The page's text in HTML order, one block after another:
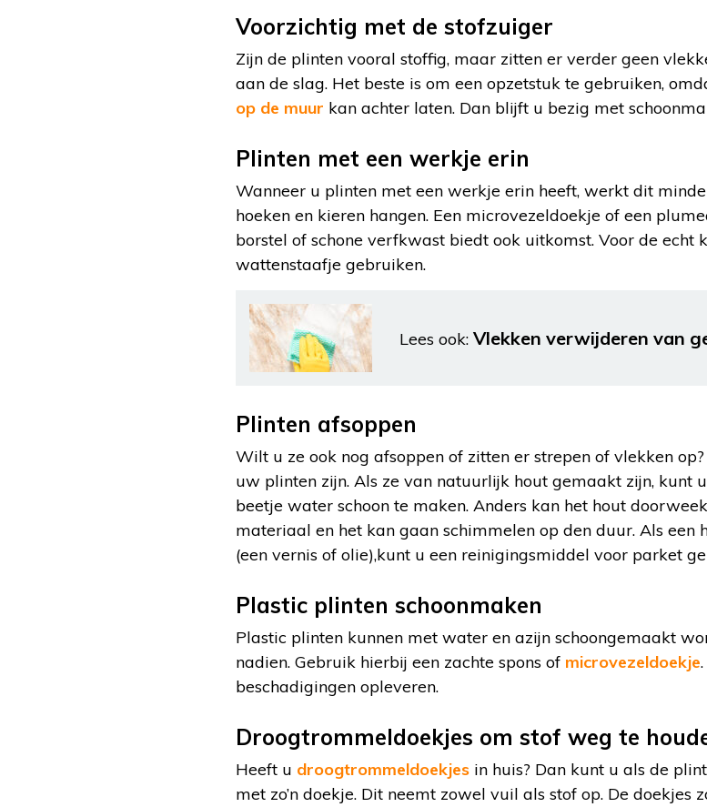
Voorzichtig met de stofzuiger
Zijn de plinten vooral stoffig, maar zitten er verder geen
aan de slag. Het beste is om een opzetstuk te gebruiken,
op de muur kan achter laten. Dan blijft u bezig met
Plinten met een werkje erin
Wanneer u plinten met een werkje erin heeft, werkt dit
hoeken en kieren hangen. Een microvezeldoekje of een
borstel of schone verfkwast biedt ook uitkomst. Voor de echt
wattenstaafje gebruiken.
Lees ook: Vlekken verwijderen van
Plinten afsoppen
Wilt u ze ook nog afsoppen of zitten er strepen of vlekken
uw plinten zijn. Als ze van natuurlijk hout gemaakt zijn, kunt
beetje water schoon te maken. Anders kan het hout
materiaal en het kan gaan schimmelen op den duur. Als een
(een vernis of olie),kunt u een reinigingsmiddel voor parket
Plastic plinten schoonmaken
Plastic plinten kunnen met water en azijn schoongemaakt
nadien. Gebruik hierbij een zachte spons of microvezeldoekje
beschadigingen opleveren.
Droogtrommeldoekjes om stof weg te
Heeft u droogtrommeldoekjes in huis? Dan kunt u als de
met zo’n doekje. Dit neemt zowel vuil als stof op. De doekjes